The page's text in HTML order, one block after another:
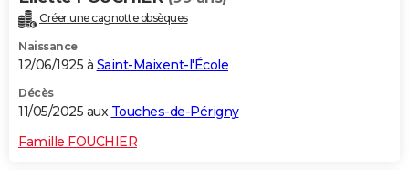
Créer une cagnotte obsèques
Naissance
12/06/1925 à Saint-Maixent-l'École
Décès
11/05/2025 aux Touches-de-Périgny
Famille FOUCHIER